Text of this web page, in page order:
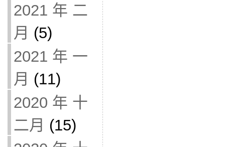
2021 年 二
月 (5)
2021 年 一
月 (11)
2020 年 十
二月 (15)